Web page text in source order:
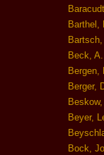
Barthel,
Beck,
Bergen,
Berger,
Beyer,
Bock,